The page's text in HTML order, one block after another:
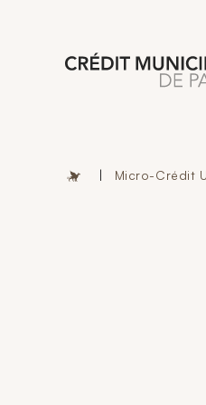
| Micro-Crédit